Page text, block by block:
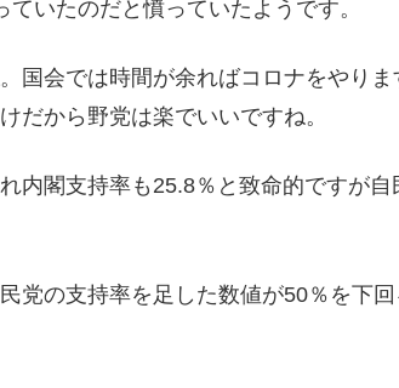
いたのだと憤っていたようです。
国会では時間が余ればコロナをやり
だから野党は楽でいいですね。
内閣支持率も25.8％と致命的ですが自
党の支持率を足した数値が50％を下